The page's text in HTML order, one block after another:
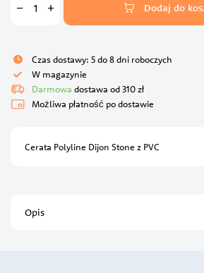
Dodaj do
Czas dostawy: 5 do 8 dni roboczych
W magazynie
Darmowa dostawa od 310 zł
Możliwa płatność po dostawie
Cerata Polyline Dijon Stone z PVC
Opis